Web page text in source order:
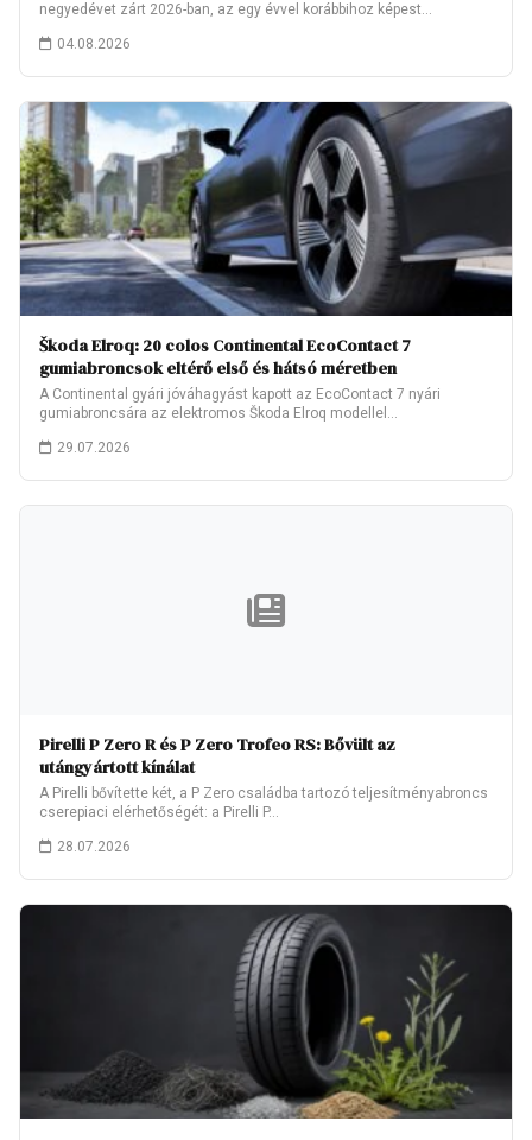
negyedévet zárt 2026-ban, az egy évvel korábbihoz képest…
04.08.2026
Škoda Elroq: 20 colos Continental EcoContact 7
gumiabroncsok eltérő első és hátsó méretben
A Continental gyári jóváhagyást kapott az EcoContact 7 nyári
gumiabroncsára az elektromos Škoda Elroq modellel…
29.07.2026
Pirelli P Zero R és P Zero Trofeo RS: Bővült az
utángyártott kínálat
A Pirelli bővítette két, a P Zero családba tartozó teljesítményabroncs
cserepiaci elérhetőségét: a Pirelli P…
28.07.2026